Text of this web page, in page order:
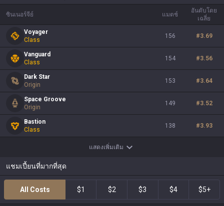
ซินเนอร์จีย์ แมตช์
อันดับโดย
เฉลี่ย
Voyager
Class
156 #3.69
Vanguard
Class
154 #3.56
Dark Star
Origin
153 #3.64
Space Groove
Origin
149 #3.52
Bastion
Class
138 #3.93
แสดงเพิ่มเติม
แชมเปี้ยนที่มากที่สุด
All Costs $1 $2 $3 $4 $5+